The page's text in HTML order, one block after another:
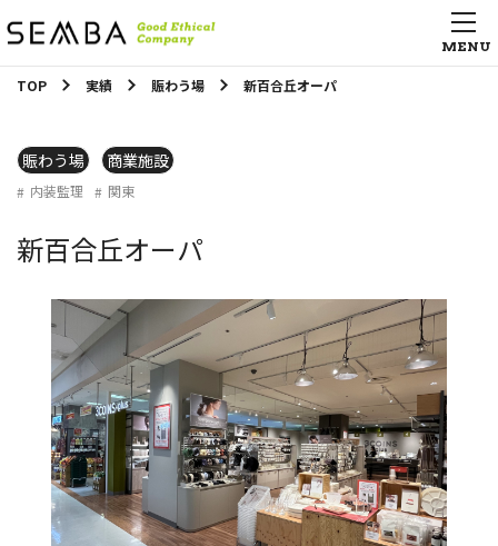
TOP 実績 賑わう場 新百合丘オーパ
賑わう場 商業施設
内装監理 関東
新百合丘オーパ